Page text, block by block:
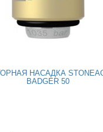
НАСАДКА
BADGER 50